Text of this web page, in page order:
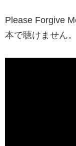
Please Forgive
本で聴けません。